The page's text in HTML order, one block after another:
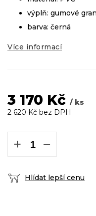
3 170 Kč / ks
2 620 Kč bez DPH
+ −
Hlídat lepší cenu
výplň: gumové
barva: černá
Více informací